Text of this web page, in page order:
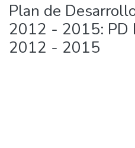
Plan de
2012 - 2015: PD
2012 - 2015